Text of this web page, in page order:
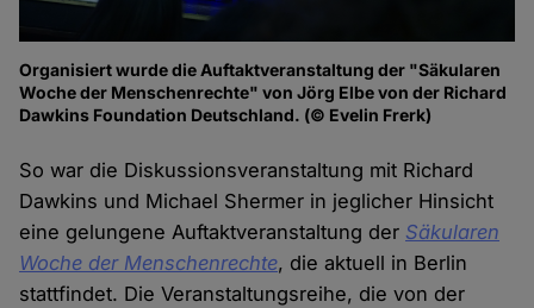
Organisiert wurde die Auftaktveranstaltung der "Säkularen
Woche der Menschenrechte" von Jörg Elbe von der Richard
Dawkins Foundation Deutschland. (© Evelin Frerk)
So war die Diskussionsveranstaltung mit Richard
Dawkins und Michael Shermer in jeglicher Hinsicht
eine gelungene Auftaktveranstaltung der Säkularen
Woche der Menschenrechte, die aktuell in Berlin
stattfindet. Die Veranstaltungsreihe, die von der